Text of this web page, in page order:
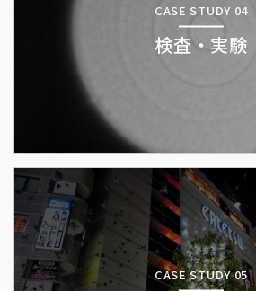
CASE STUDY 04
検査・実験
CASE STUDY 05